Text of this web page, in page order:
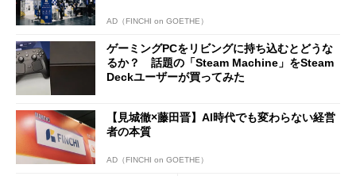
AD（FINCHI on GOETHE）
ゲーミングPCをリビングに持ち込むとどうな
るか？ 話題の「Steam Machine」をSteam
Deckユーザーが買ってみた
【見城徹×藤田晋】AI時代でも変わらない経営
者の本質
AD（FINCHI on GOETHE）